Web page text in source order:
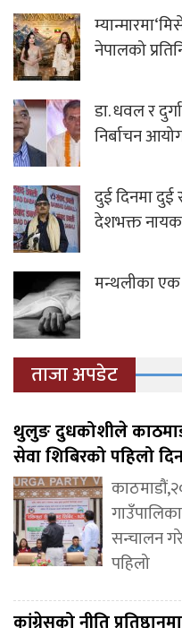
नेपालको
डा. धवल र
निर्बाचन
दुई दिनमा दुई
देशभक्त
मन्थलीका एक
ताजा अपडेट
थुलुङ दुधकोशीले
सेवा शिबिरको पहिलो
सन्चालन
पहिलो